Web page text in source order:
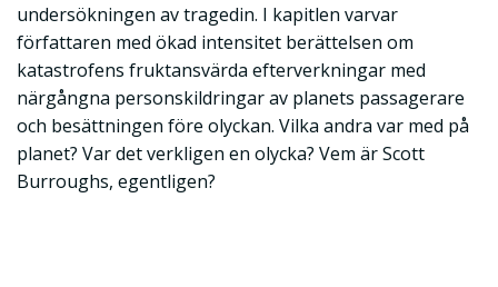
undersökningen av tragedin. I kapitlen varvar
författaren med ökad intensitet berättelsen om
katastrofens fruktansvärda efterverkningar med
närgångna personskildringar av planets passagerare
och besättningen före olyckan. Vilka andra var med på
planet? Var det verkligen en olycka? Vem är Scott
Burroughs, egentligen?